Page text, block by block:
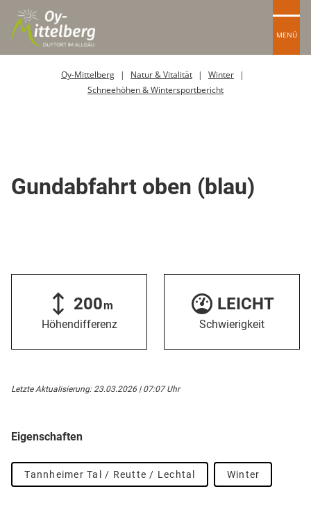
MENÜ
Oy-Mittelberg Natur & Vitalität
Winter
Schneehöhen & Wintersportbericht
Gundabfahrt oben (blau)
200m
Höhendifferenz
LEICHT
Schwierigkeit
Letzte Aktualisierung: 23.03.2026 | 07:07 Uhr
Eigenschaften
Tannheimer Tal / Reutte / Lechtal Winter